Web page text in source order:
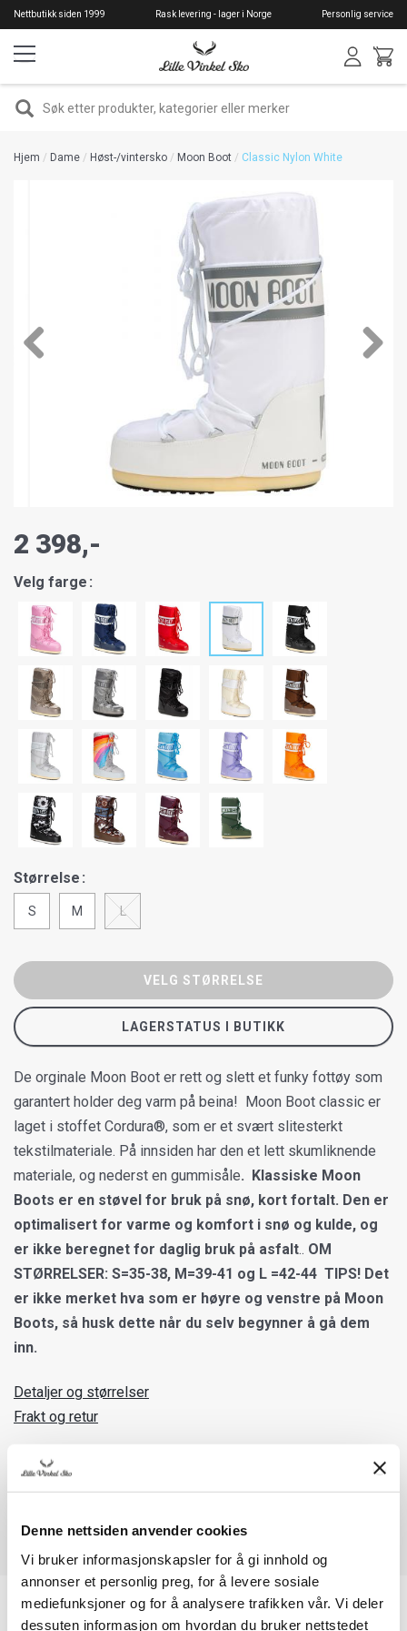
Denne nettsiden anvender cookies
Vi bruker informasjonskapsler for å gi innhold og
annonser et personlig preg, for å levere sosiale
mediefunksjoner og for å analysere trafikken vår. Vi deler
dessuten informasjon om hvordan du bruker nettstedet
Hopp
til
hovedinnhold
Nettbutikk siden 1999 Rask levering - lager i Norge Personlig service
SØK
Hjem Dame Høst-/vintersko Moon Boot Classic Nylon White
2 398,-
Velg farge
Størrelse
S M L
VELG STØRRELSE
LAGERSTATUS I BUTIKK
De orginale Moon Boot er rett og slett et funky fottøy som
garantert holder deg varm på beina! Moon Boot classic er
laget i stoffet Cordura®, som er et svært slitesterkt
tekstilmateriale. På innsiden har den et lett skumliknende
materiale, og nederst en gummisåle. Klassiske Moon
Boots er en støvel for bruk på snø, kort fortalt. Den er
optimalisert for varme og komfort i snø og kulde, og
er ikke beregnet for daglig bruk på asfalt.. OM
STØRRELSER: S=35-38, M=39-41 og L =42-44 TIPS! Det
er ikke merket hva som er høyre og venstre på Moon
Boots, så husk dette når du selv begynner å gå dem
inn.
Detaljer og størrelser
Frakt og retur